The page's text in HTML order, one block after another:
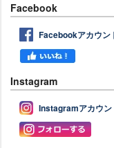
Facebook
Facebookアカウン
Instagram
Instagramアカウン